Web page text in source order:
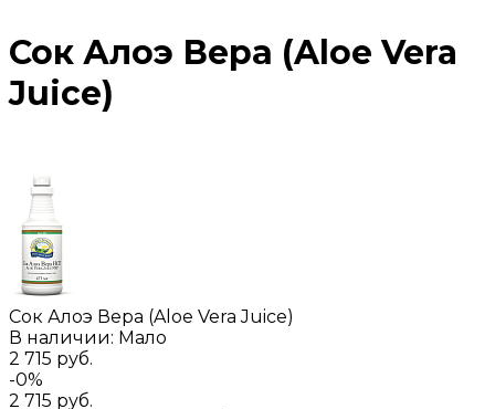
Сок Алоэ Вера (Aloe Vera
Juice)
Сок Алоэ Вера (Aloe Vera Juice)
В наличии: Мало
2 715 руб.
-0%
2 715 руб.